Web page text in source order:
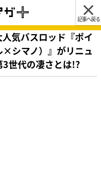
記事へ戻る
気バスロッド『ポイ
×シマノ）』がリニュ
3世代の凄さとは!?